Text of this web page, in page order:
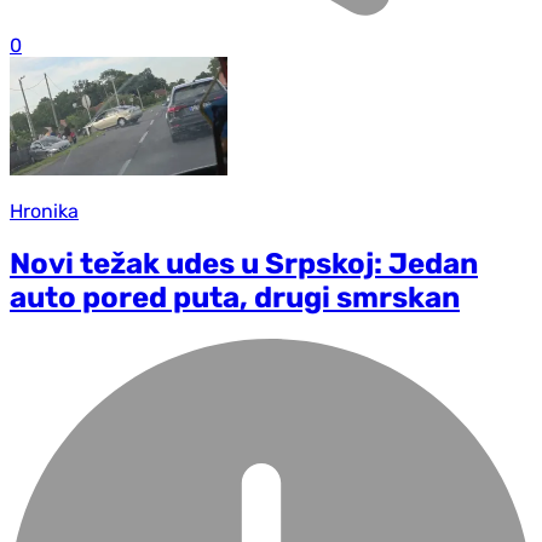
0
Hronika
Novi težak udes u Srpskoj: Jedan
auto pored puta, drugi smrskan